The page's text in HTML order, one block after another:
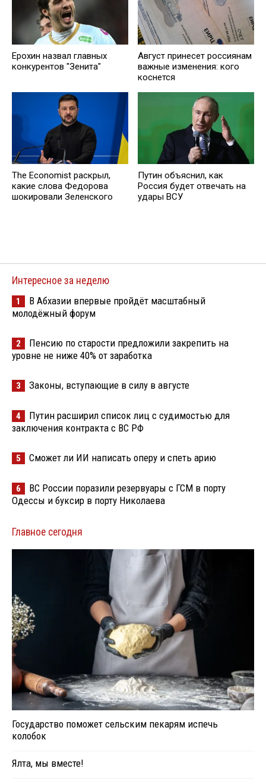
Ерохин назвал главных
конкурентов "Зенита"
Август принесет россиянам
важные изменения: кого
коснется
The Economist раскрыл,
какие слова Федорова
шокировали Зеленского
Путин объяснил, как
Россия будет отвечать на
удары ВСУ
Интересное за неделю
1
В Абхазии впервые пройдёт масштабный
молодёжный форум
2
Пенсию по старости предложили закрепить на
уровне не ниже 40% от заработка
3 Законы, вступающие в силу в августе
4
Путин расширил список лиц с судимостью для
заключения контракта с ВС РФ
5 Сможет ли ИИ написать оперу и спеть арию
6
ВС России поразили резервуары с ГСМ в порту
Одессы и буксир в порту Николаева
Главное сегодня
Государство поможет сельским пекарям испечь
колобок
Ялта, мы вместе!